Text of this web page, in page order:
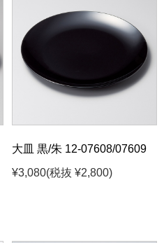
大皿 黒/朱 12-07608/07609
¥3,080(税抜 ¥2,800)